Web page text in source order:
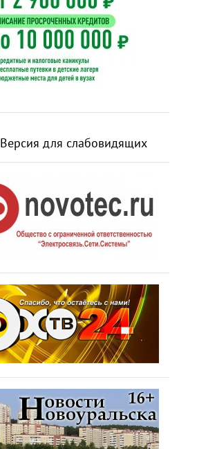
Версия для слабовидящих